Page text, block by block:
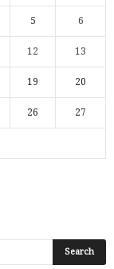
5 6
12 13
19 20
26 27